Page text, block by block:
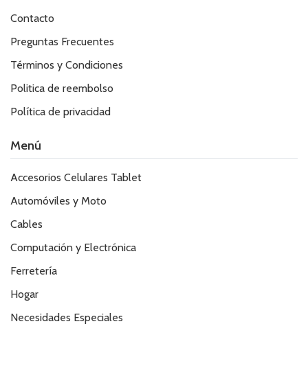
Contacto
Preguntas Frecuentes
Términos y Condiciones
Politica de reembolso
Política de privacidad
Menú
Accesorios Celulares Tablet
Automóviles y Moto
Cables
Computación y Electrónica
Ferretería
Hogar
Necesidades Especiales